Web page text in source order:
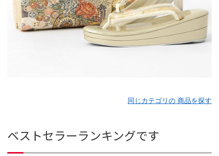
同じカテゴリの 商品を探す
ベストセラーランキングです